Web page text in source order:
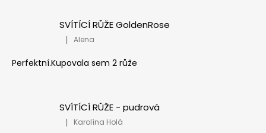
SVÍTÍCÍ RŮŽE GoldenRose
Hodnocení produktu je 5 z 5 hvězdiček.
| Alena
Perfektní.Kupovala sem 2 růže
SVÍTÍCÍ RŮŽE - pudrová
Hodnocení produktu je 5 z 5 hvězdiček.
| Karolína Holá